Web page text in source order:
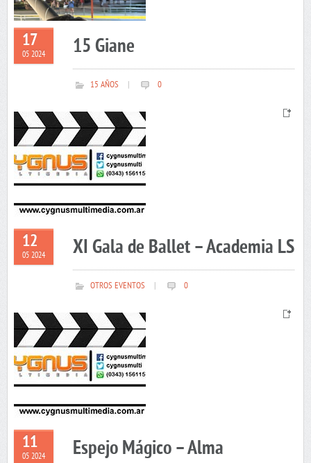
17
05 2024 15 Giane
15 AÑOS 0
12
05 2024 XI Gala de Ballet – Academia LS
OTROS EVENTOS 0
11
05 2024 Espejo Mágico – Alma